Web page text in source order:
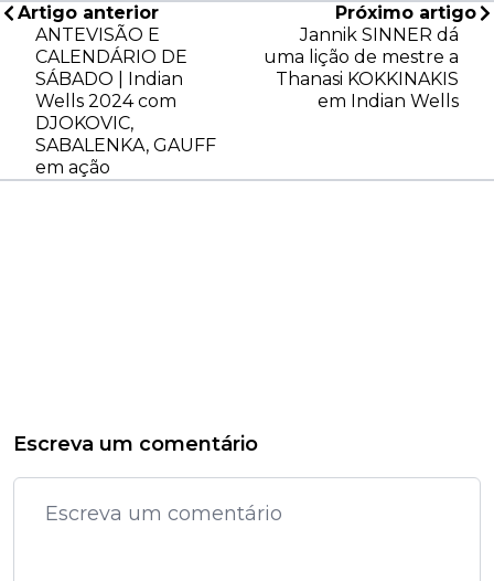
Artigo anterior
ANTEVISÃO E
CALENDÁRIO DE
SÁBADO | Indian
Wells 2024 com
DJOKOVIC,
SABALENKA, GAUFF
em ação
Próximo artigo
Jannik SINNER dá
uma lição de mestre a
Thanasi KOKKINAKIS
em Indian Wells
Escreva um comentário